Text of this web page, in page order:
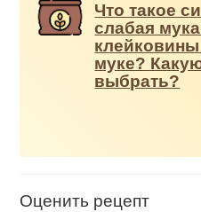
Что такое
слабая
муке?
выбрать?
Оценить рецепт